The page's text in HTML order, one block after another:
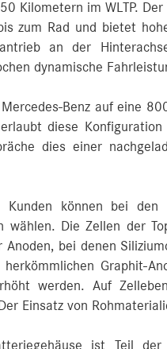
Kilometern im WLTP.
zum Rad und bietet
an der
dynamische
Benz auf eine
diese
dies einer
Kunden können bei
wählen. Die Zellen der
bei denen
Graphit-
werden. Auf
Einsatz von
ist Teil